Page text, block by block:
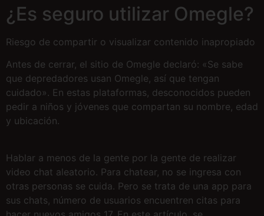
¿Es seguro utilizar Omegle?
Riesgo de compartir o visualizar contenido inapropiado
Antes de cerrar, el sitio de Omegle declaró: «Se sabe
que depredadores usan Omegle, así que tengan
cuidado». En estas plataformas, desconocidos pueden
pedir a niños y jóvenes que compartan su nombre, edad
y ubicación.
Hablar a menos de la gente por la gente de realizar
video chat aleatorio. Para chatear, no se ingresa con
otras personas se cuida. Pero se trata de una app para
sus chats, número de usuarios encuentren citas para